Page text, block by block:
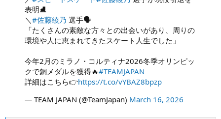
表明⛸
＼ #佐藤綾乃 選手🗣️
「たくさんの素敵な方々との出会いがあり、周りの
環境や人に恵まれてきたスケート人生でした」
今年2月のミラノ・コルティナ2026冬季オリンピッ
クで銅メダルを獲得🔥#TEAMJAPAN
詳細はこちら👉https://t.co/vYBAZ8bpzp
— TEAM JAPAN (@TeamJapan) March 16, 2026